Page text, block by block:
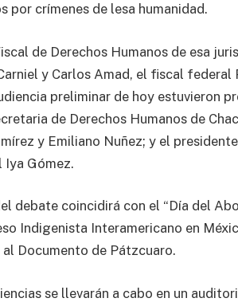
por crímenes de lesa humanidad.
de Derechos Humanos de esa
y Carlos Amad, el fiscal federal
preliminar de hoy estuvieron
de Derechos Humanos de
y Emiliano Nuñez; y el
Iya Gómez.
debate coincidirá con el “Día del
Indigenista Interamericano en
Documento de Pátzcuaro.
se llevarán a cabo en un